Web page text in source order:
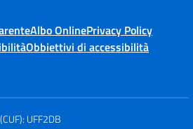
Albo OnlinePrivacy Policy
Obbiettivi di accessibilità
UFF2DB